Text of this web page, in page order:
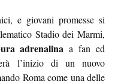
e giovani promesse si
Stadio dei Marmi,
adrenalina a fan ed
l’inizio di un nuovo
Roma come una delle